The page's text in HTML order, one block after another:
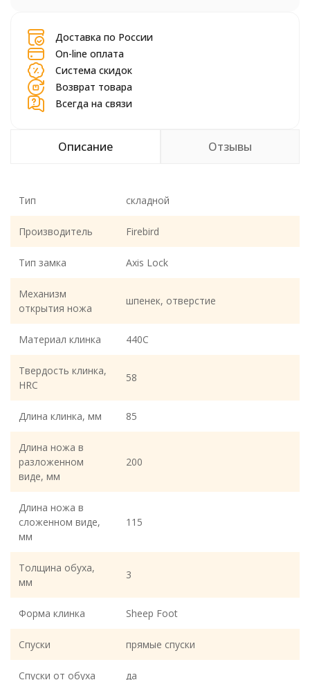
Доставка по России
On-line оплата
Система скидок
Возврат товара
Всегда на связи
Описание Отзывы
Тип складной
Производитель Firebird
Тип замка Axis Lock
Механизм
открытия ножа
шпенек, отверстие
Материал клинка 440C
Твердость клинка,
HRC
58
Длина клинка, мм 85
Длина ножа в
разложенном
виде, мм
200
Длина ножа в
сложенном виде,
мм
115
Толщина обуха,
мм
3
Форма клинка Sheep Foot
Спуски прямые спуски
Спуски от обуха да